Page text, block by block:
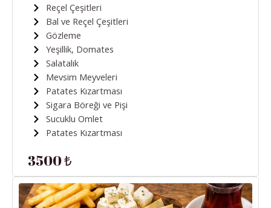
Reçel Çeşitleri
Bal ve Reçel Çeşitleri
Gözleme
Yeşillik, Domates
Salatalık
Mevsim Meyveleri
Patates Kızartması
Sigara Böreği ve Pişi
Sucuklu Omlet
Patates Kızartması
3500 ₺